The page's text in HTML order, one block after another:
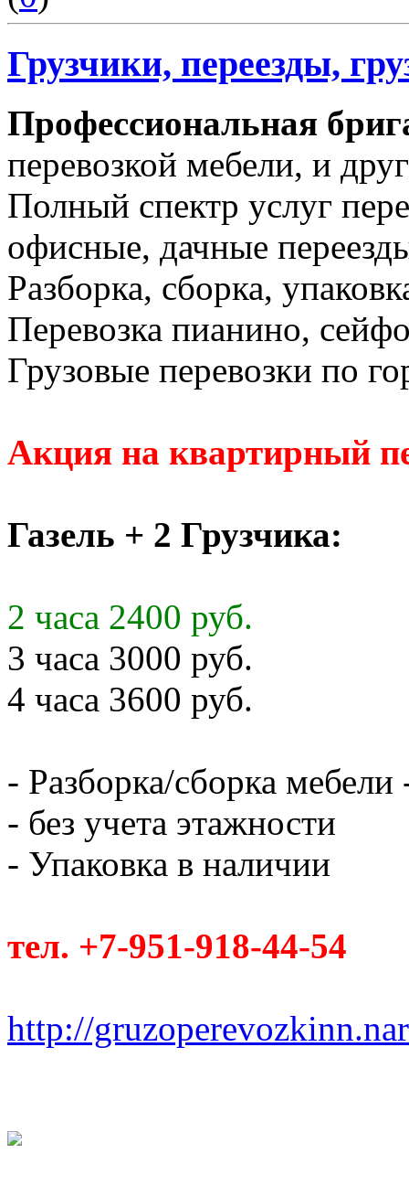
Грузчики, переезды,
Профессиональная
перевозкой мебели, и
Полный спектр услуг
офисные, дачные
Разборка, сборка,
Перевозка пианино,
Грузовые перевозки по
Акция на квартирный
Газель + 2 Грузчика:
2 часа 2400 руб.
3 часа 3000 руб.
4 часа 3600 руб.
- Разборка/сборка мебели
- без учета этажности
- Упаковка в наличии
тел. +7-951-918-44-54
http://